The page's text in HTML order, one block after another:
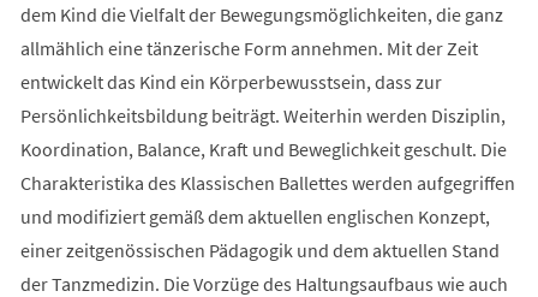
dem Kind die Vielfalt der Bewegungsmöglichkeiten, die ganz
allmählich eine tänzerische Form annehmen. Mit der Zeit
entwickelt das Kind ein Körperbewusstsein, dass zur
Persönlichkeitsbildung beiträgt. Weiterhin werden Disziplin,
Koordination, Balance, Kraft und Beweglichkeit geschult. Die
Charakteristika des Klassischen Ballettes werden aufgegriffen
und modifiziert gemäß dem aktuellen englischen Konzept,
einer zeitgenössischen Pädagogik und dem aktuellen Stand
der Tanzmedizin. Die Vorzüge des Haltungsaufbaus wie auch